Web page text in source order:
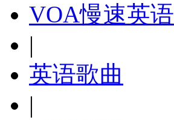
VOA慢速英语
|
英语歌曲
|